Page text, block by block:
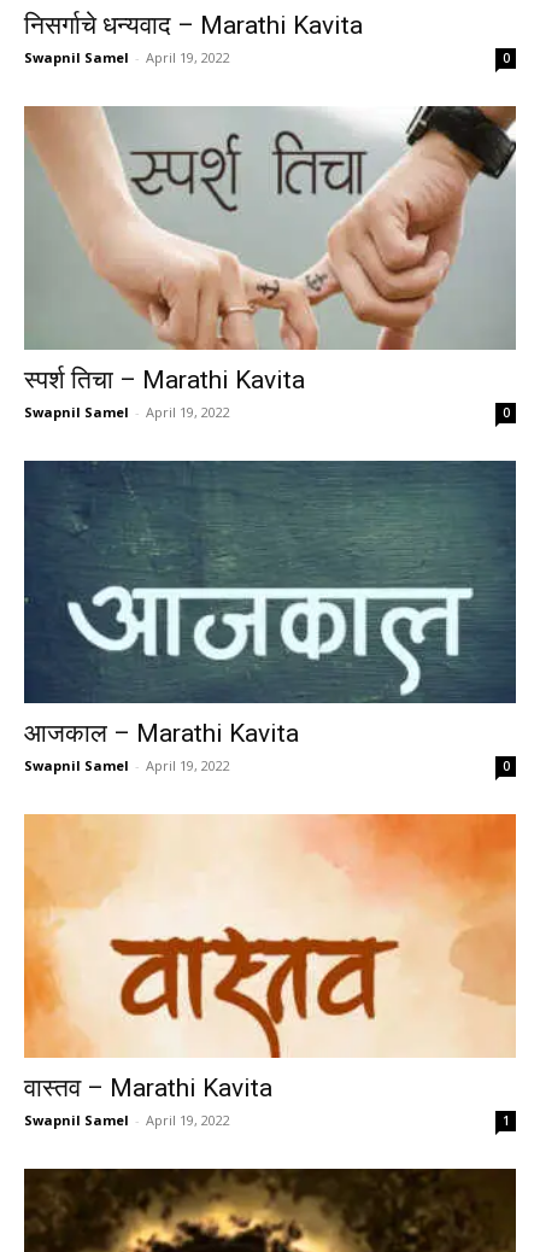
निसर्गाचे धन्यवाद – Marathi Kavita
Swapnil Samel - April 19, 2022 0
स्पर्श तिचा – Marathi Kavita
Swapnil Samel - April 19, 2022 0
आजकाल – Marathi Kavita
Swapnil Samel - April 19, 2022 0
वास्तव – Marathi Kavita
Swapnil Samel - April 19, 2022 1